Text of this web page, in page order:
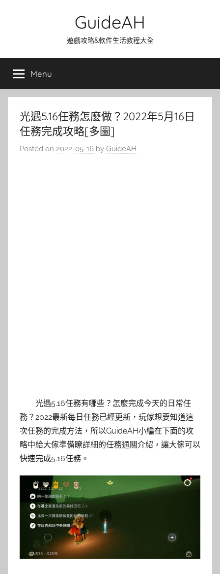
GuideAH
遊戲攻略&軟件生活教程大全
Menu
光遇5.16任務怎麼做？2022年5月16日
任務完成攻略[多圖]
Posted on 2022-05-16 by GuideAH
光遇5.16任務有哪些？怎麼完成今天的日常任
務？2022最新每日任務已經更新，玩傢想要知道這
次任務的完成方法，所以GuideAH小編在下面的攻
略中給大傢準備瞭詳細的任務通關介紹，讓大傢可以
快速完成5.16任務。